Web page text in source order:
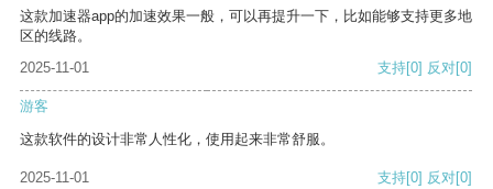
这款加速器app的加速效果一般，可以再提升一下，比如能够支持更多地
区的线路。
2025-11-01
支持[0] 反对[0]
游客
这款软件的设计非常人性化，使用起来非常舒服。
2025-11-01 支持[0] 反对[0]